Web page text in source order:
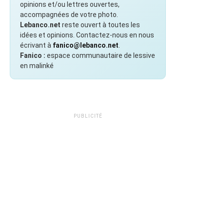
opinions et/ou lettres ouvertes,
accompagnées de votre photo.
Lebanco.net reste ouvert à toutes les
idées et opinions. Contactez-nous en nous
écrivant à fanico@lebanco.net
Fanico : espace communautaire de lessive
en malinké
PUBLICITÉ